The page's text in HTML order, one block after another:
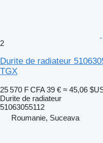
2
Durite de radiateur
TGX
25 570 F CFA 39 € ≈ 45,06
Durite de radiateur
51063055112
Roumanie, Suceava